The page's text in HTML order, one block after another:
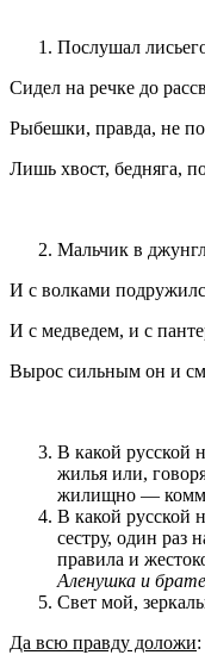
Послушал
Сидел на речке до
Рыбешки, правда, не
Лишь хвост, бедняга,
Мальчик в
И с волками
И с медведем, и с
Вырос сильным он и
В какой русской
жилья или,
жилищно —
В какой русской
сестру, один раз
правила и
Аленушка и
Свет мой,
Да всю правду доложи: